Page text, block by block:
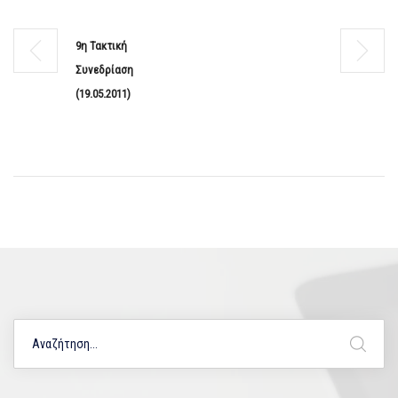
9η Τακτική
Συνεδρίαση
(19.05.2011)